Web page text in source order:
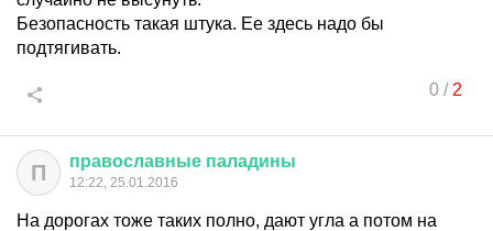
Безопасность такая штука. Ее здесь надо бы
подтягивать.
0/ 2
П православные паладины
12:22, 25.01.2016
На дорогах тоже таких полно, дают угла а потом на